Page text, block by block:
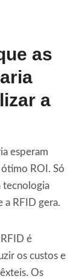
as
a
esperam
ROI. Só
tecnologia
a RFID gera.
é
os custos e
Os